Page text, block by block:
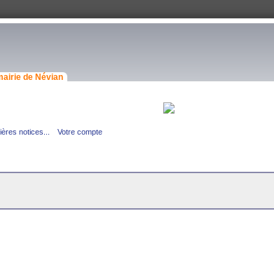
de Névian
notices... Votre compte